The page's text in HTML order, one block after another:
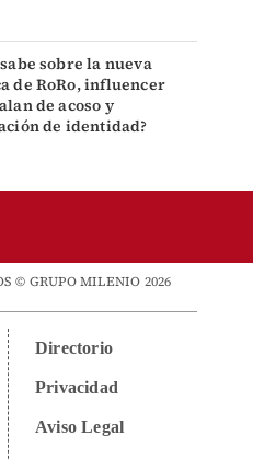
sabe sobre la nueva
de RoRo, influencer
de acoso y
de identidad?
© GRUPO MILENIO 2026
Directorio
Privacidad
Aviso Legal